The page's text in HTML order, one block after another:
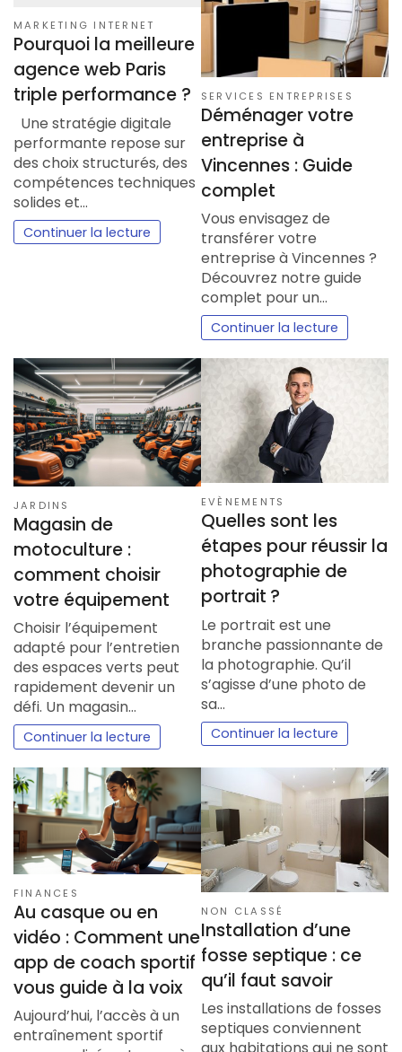
MARKETING INTERNET
Pourquoi la meilleure
agence web Paris
triple performance ?
Une stratégie digitale
performante repose sur
des choix structurés, des
compétences techniques
solides et…
Continuer la lecture
SERVICES ENTREPRISES
Déménager votre
entreprise à
Vincennes : Guide
complet
Vous envisagez de
transférer votre
entreprise à Vincennes ?
Découvrez notre guide
complet pour un…
Continuer la lecture
JARDINS
Magasin de
motoculture :
comment choisir
votre équipement
Choisir l’équipement
adapté pour l’entretien
des espaces verts peut
rapidement devenir un
défi. Un magasin…
Continuer la lecture
EVÈNEMENTS
Quelles sont les
étapes pour réussir la
photographie de
portrait ?
Le portrait est une
branche passionnante de
la photographie. Qu’il
s’agisse d’une photo de
sa…
Continuer la lecture
FINANCES
Au casque ou en
vidéo : Comment une
app de coach sportif
vous guide à la voix
Aujourd’hui, l’accès à un
entraînement sportif
NON CLASSÉ
Installation d’une
fosse septique : ce
qu’il faut savoir
Les installations de fosses
septiques conviennent